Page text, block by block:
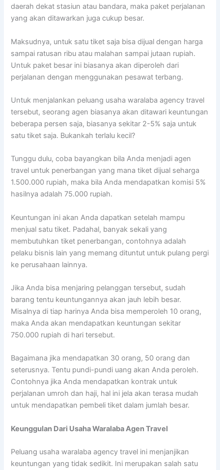
daerah dekat stasiun atau bandara, maka paket perjalanan
yang akan ditawarkan juga cukup besar.
Maksudnya, untuk satu tiket saja bisa dijual dengan harga
sampai ratusan ribu atau malahan sampai jutaan rupiah.
Untuk paket besar ini biasanya akan diperoleh dari
perjalanan dengan menggunakan pesawat terbang.
Untuk menjalankan peluang usaha waralaba agency travel
tersebut, seorang agen biasanya akan ditawari keuntungan
beberapa persen saja, biasanya sekitar 2-5% saja untuk
satu tiket saja. Bukankah terlalu kecil?
Tunggu dulu, coba bayangkan bila Anda menjadi agen
travel untuk penerbangan yang mana tiket dijual seharga
1.500.000 rupiah, maka bila Anda mendapatkan komisi 5%
hasilnya adalah 75.000 rupiah.
Keuntungan ini akan Anda dapatkan setelah mampu
menjual satu tiket. Padahal, banyak sekali yang
membutuhkan tiket penerbangan, contohnya adalah
pelaku bisnis lain yang memang dituntut untuk pulang pergi
ke perusahaan lainnya.
Jika Anda bisa menjaring pelanggan tersebut, sudah
barang tentu keuntungannya akan jauh lebih besar.
Misalnya di tiap harinya Anda bisa memperoleh 10 orang,
maka Anda akan mendapatkan keuntungan sekitar
750.000 rupiah di hari tersebut.
Bagaimana jika mendapatkan 30 orang, 50 orang dan
seterusnya. Tentu pundi-pundi uang akan Anda peroleh.
Contohnya jika Anda mendapatkan kontrak untuk
perjalanan umroh dan haji, hal ini jela akan terasa mudah
untuk mendapatkan pembeli tiket dalam jumlah besar.
Keunggulan Dari Usaha Waralaba Agen Travel
Peluang usaha waralaba agency travel ini menjanjikan
keuntungan yang tidak sedikit. Ini merupakan salah satu